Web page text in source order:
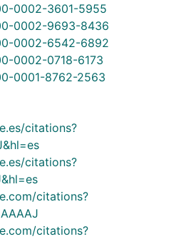
0002-3601-5955
0002-9693-8436
0002-6542-6892
0002-0718-6173
0001-8762-2563
citations?
citations?
citations?
citations?